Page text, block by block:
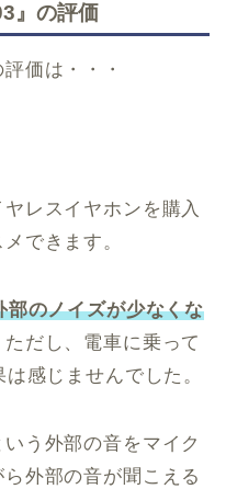
』の評価
価は・・・
レスイヤホンを購入
できます。
部のノイズが少なくな
だし、電車に乗って
感じませんでした。
う外部の音をマイク
外部の音が聞こえる